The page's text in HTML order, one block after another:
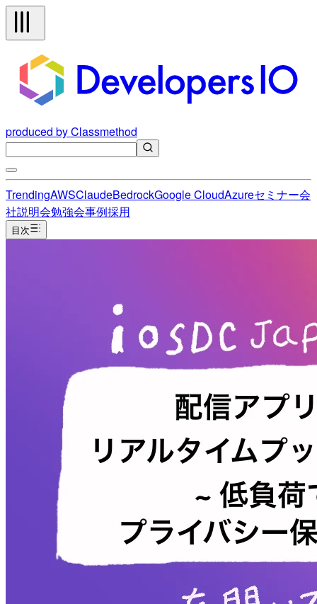
produced by Classmethod
TrendingAWSClaudeBedrockGoogle CloudAzureセミナー会
社説明会勉強会事例採用
目次